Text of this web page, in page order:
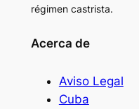
régimen castrista.
Acerca de
Aviso Legal
Cuba